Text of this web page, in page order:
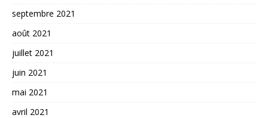
septembre 2021
août 2021
juillet 2021
juin 2021
mai 2021
avril 2021